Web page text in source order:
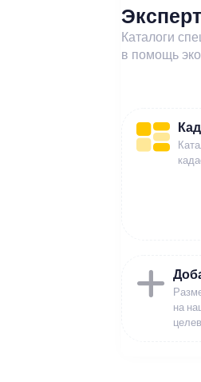
Каталоги
в помощь
на